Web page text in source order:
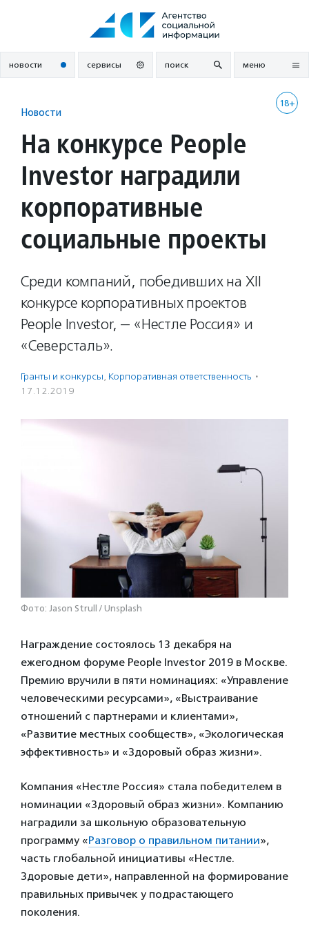
новости сервисы поиск меню
18+
Новости
На конкурсе People
Investor наградили
корпоративные
социальные проекты
Среди компаний, победивших на XII
конкурсе корпоративных проектов
People Investor, — «Нестле Россия» и
«Северсталь».
Гранты и конкурсы, Корпоративная ответственность ·
17.12.2019
Фото: Jason Strull / Unsplash
Награждение состоялось 13 декабря на
ежегодном форуме People Investor 2019 в Москве.
Премию вручили в пяти номинациях: «Управление
человеческими ресурсами», «Выстраивание
отношений с партнерами и клиентами»,
«Развитие местных сообществ», «Экологическая
эффективность» и «Здоровый образ жизни».
Компания «Нестле Россия» стала победителем в
номинации «Здоровый образ жизни». Компанию
наградили за школьную образовательную
программу «Разговор о правильном питании»,
часть глобальной инициативы «Нестле.
Здоровые дети», направленной на формирование
правильных привычек у подрастающего
поколения.